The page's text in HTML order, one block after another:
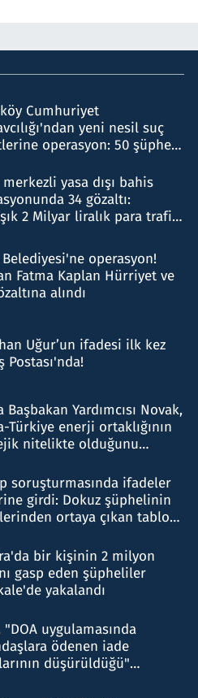
Cumhuriyet
yeni nesil suç
operasyon: 50 şüpheli
yasa dışı bahis
34 gözaltı:
2 Milyar liralık para trafiği
operasyon!
Fatma Kaplan Hürriyet ve
alındı
Uğur’un ifadesi ilk kez
Postası'nda!
Başbakan Yardımcısı Novak,
Türkiye enerji ortaklığının
nitelikte olduğunu
soruşturmasında ifadeler
girdi: Dokuz şüphelinin
ortaya çıkan tablo
bir kişinin 2 milyon
gasp eden şüpheliler
yakalandı
"DOA uygulamasında
ödenen iade
düşürüldüğü"